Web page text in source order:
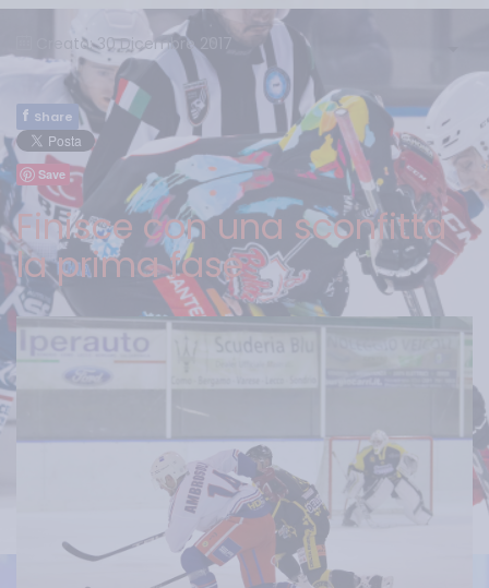
Creato: 30 Dicembre 2017
f Share
Save
Finisce con una sconfitta
la prima fase